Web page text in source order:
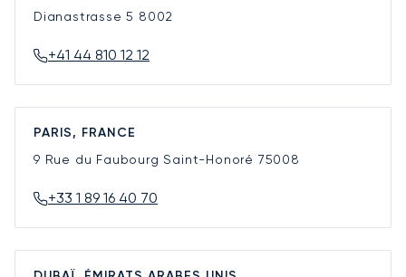
Dianastrasse 5 8002
+41 44 810 12 12
PARIS, FRANCE
9 Rue du Faubourg Saint-Honoré 75008
+33 1 89 16 40 70